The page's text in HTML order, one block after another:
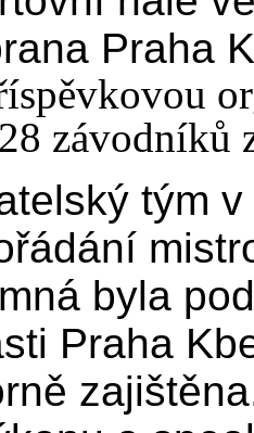
Praha
závodníků
tým
byla
Praha